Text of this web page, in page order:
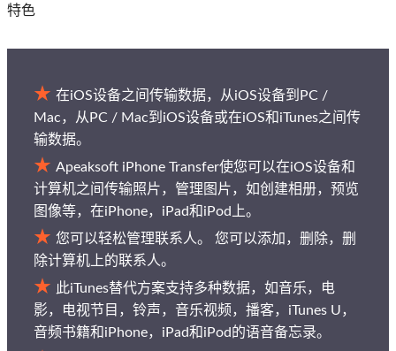
特色
在iOS设备之间传输数据，从iOS设备到PC /
Mac，从PC / Mac到iOS设备或在iOS和iTunes之间传
输数据。
Apeaksoft iPhone Transfer使您可以在iOS设备和
计算机之间传输照片，管理图片，如创建相册，预览
图像等，在iPhone，iPad和iPod上。
您可以轻松管理联系人。 您可以添加，删除，删
除计算机上的联系人。
此iTunes替代方案支持多种数据，如音乐，电
影，电视节目，铃声，音乐视频，播客，iTunes U，
音频书籍和iPhone，iPad和iPod的语音备忘录。